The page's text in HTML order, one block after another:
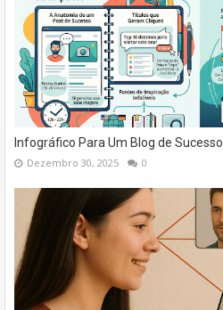
Infográfico Para Um Blog de Sucesso
Dezembro 30, 2025 0